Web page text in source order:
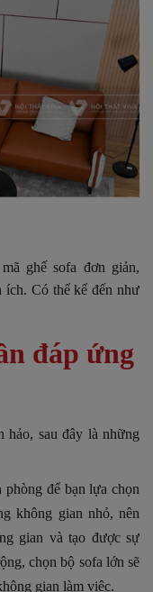
ghế sofa đơn giản,
ích. Có thể kể đến như
đáp ứng
hảo, sau đây là những
để bạn lựa chọn
không gian nhỏ, nên
gian và tạo được sự
chọn bộ sofa lớn sẽ
gian làm việc.